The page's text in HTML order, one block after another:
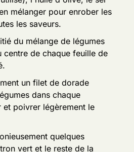
mélanger pour enrober les
les saveurs.
du mélange de légumes
centre de chaque feuille de
un filet de dorade
dans chaque
et poivrer légèrement le
quelques
vert et le reste de la